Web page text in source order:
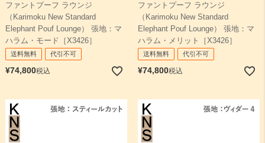
ファントプーフ ラウンジ
（Karimoku New Standard
Elephant Pouf Lounge） 張地：マ
ハラム・モード［X3426］
送料無料 代引不可
¥74,800税込
ファントプーフ ラウンジ
（Karimoku New Standard
Elephant Pouf Lounge） 張地：マ
ハラム・メリット［X3426］
送料無料 代引不可
¥74,800税込